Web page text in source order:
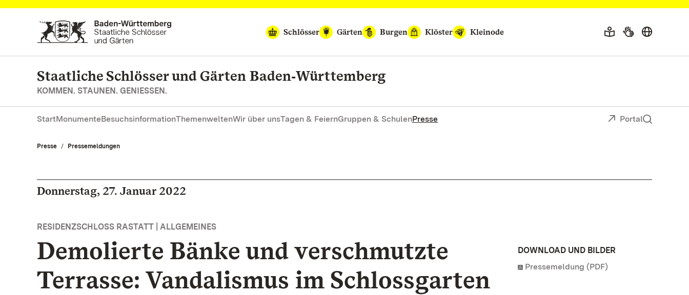
Zum Hauptinhalt springen
Schlösser
Gärten Burgen Klöster Kleinode
Staatliche Schlösser und Gärten Baden‑Württemberg
KOMMEN. STAUNEN. GENIESSEN.
StartMonumenteBesuchsinformationThemenweltenWir über unsTagen & FeiernGruppen & SchulenPresse Portal
Presse Pressemeldungen
Donnerstag, 27. Januar 2022
RESIDENZSCHLOSS RASTATT | ALLGEMEINES
Demolierte Bänke und verschmutzte
Terrasse: Vandalismus im Schlossgarten
DOWNLOAD UND BILDER
Pressemeldung (PDF)